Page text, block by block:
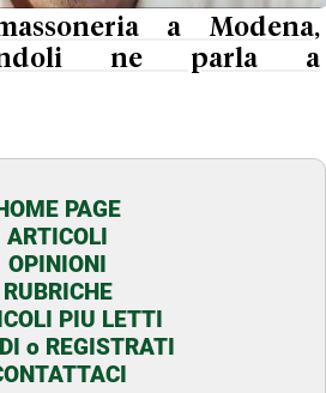
a Modena,
ne parla a
PAGE
ARTICOLI
OPINIONI
RUBRICHE
PIU LETTI
o REGISTRATI